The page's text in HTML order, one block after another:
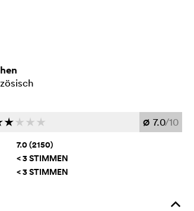
c c c c Ø 7.0/10
7.0 (2150)
< 3 STIMMEN
< 3 STIMMEN
o